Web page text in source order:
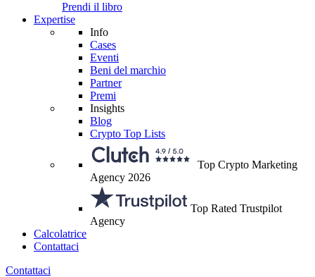
Prendi il libro
Expertise
Info
Cases
Eventi
Beni del marchio
Partner
Premi
Insights
Blog
Crypto Top Lists
Top Crypto Marketing
Agency 2026
Top Rated Trustpilot
Agency
Calcolatrice
Contattaci
Contattaci